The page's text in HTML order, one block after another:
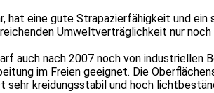
hat eine gute Strapazierfähigkeit und
Umweltverträglichkeit nur
auch nach 2007 noch von industriellen
im Freien geeignet. Die
kreidungsstabil und hoch